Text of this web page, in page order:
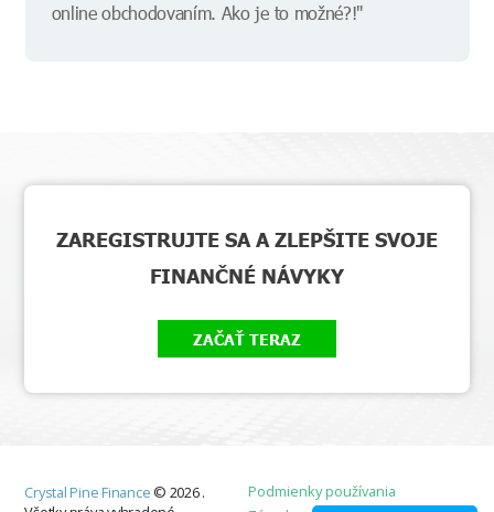
online obchodovaním. Ako je to možné?!"
ZAREGISTRUJTE SA A ZLEPŠITE SVOJE
FINANČNÉ NÁVYKY
ZAČAŤ TERAZ
Crystal Pine Finance © 2026.
Podmienky používania